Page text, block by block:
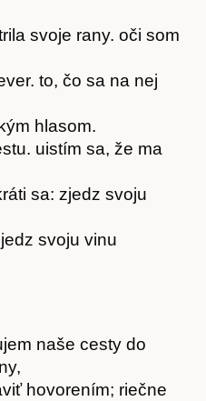
svoje rany. oči som
to, čo sa na nej
hlasom.
uistím sa, že ma
sa: zjedz svoju
svoju vinu
naše cesty do
hovorením; riečne